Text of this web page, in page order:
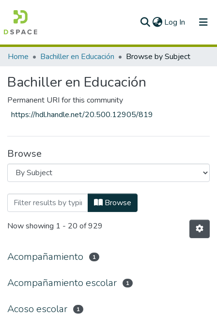
Log In (current)
Communities & Collections
Home Bachiller en Educación Browse by Subject
Bachiller en Educación
Permanent URI for this community
https://hdl.handle.net/20.500.12905/819
Browse
Browsing Bachiller en Educación by
Browse
Now showing 1 - 20 of 929
Acompañamiento 1
Acompañamiento escolar 1
Acoso escolar 1